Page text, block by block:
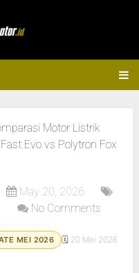
Motor Listrik
Evo vs Polytron Fox
May 20, 2026
No Comments
MEI 2026
🗓 20 Mei 2026